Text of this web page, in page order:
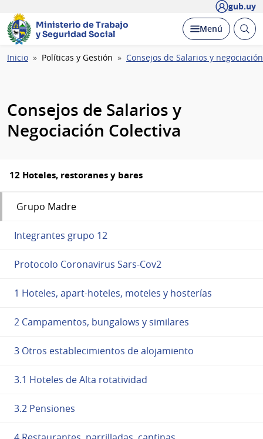
gub.uy
Ministerio de Trabajo
y Seguridad Social
Desplegar
Menú Abrir
Ruta
Inicio Políticas y Gestión Consejos de Salarios y
Consejos de Salarios y
Negociación Colectiva
12 Hoteles, restoranes y bares
Grupo Madre
Integrantes grupo 12
Protocolo Coronavirus Sars-Cov2
1 Hoteles, apart-hoteles, moteles y hosterías
2 Campamentos, bungalows y similares
3 Otros establecimientos de alojamiento
3.1 Hoteles de Alta rotatividad
3.2 Pensiones